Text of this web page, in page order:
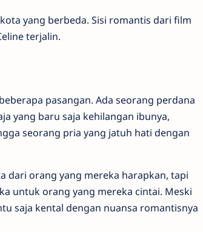
yang berbeda. Sisi romantis dari film
terjalin.
pasangan. Ada seorang perdana
yang baru saja kehilangan ibunya,
seorang pria yang jatuh hati dengan
dari orang yang mereka harapkan, tapi
untuk orang yang mereka cintai. Meski
saja kental dengan nuansa romantisnya